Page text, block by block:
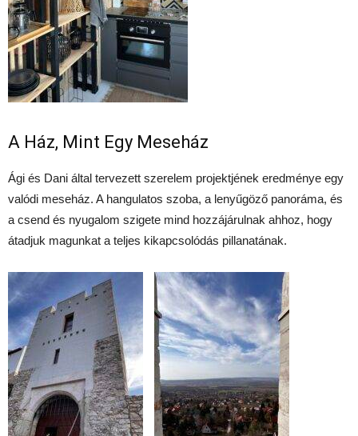
A Ház, Mint Egy Meseház
Ági és Dani által tervezett szerelem projektjének eredménye egy
valódi meseház. A hangulatos szoba, a lenyűgöző panoráma, és
a csend és nyugalom szigete mind hozzájárulnak ahhoz, hogy
átadjuk magunkat a teljes kikapcsolódás pillanatának.